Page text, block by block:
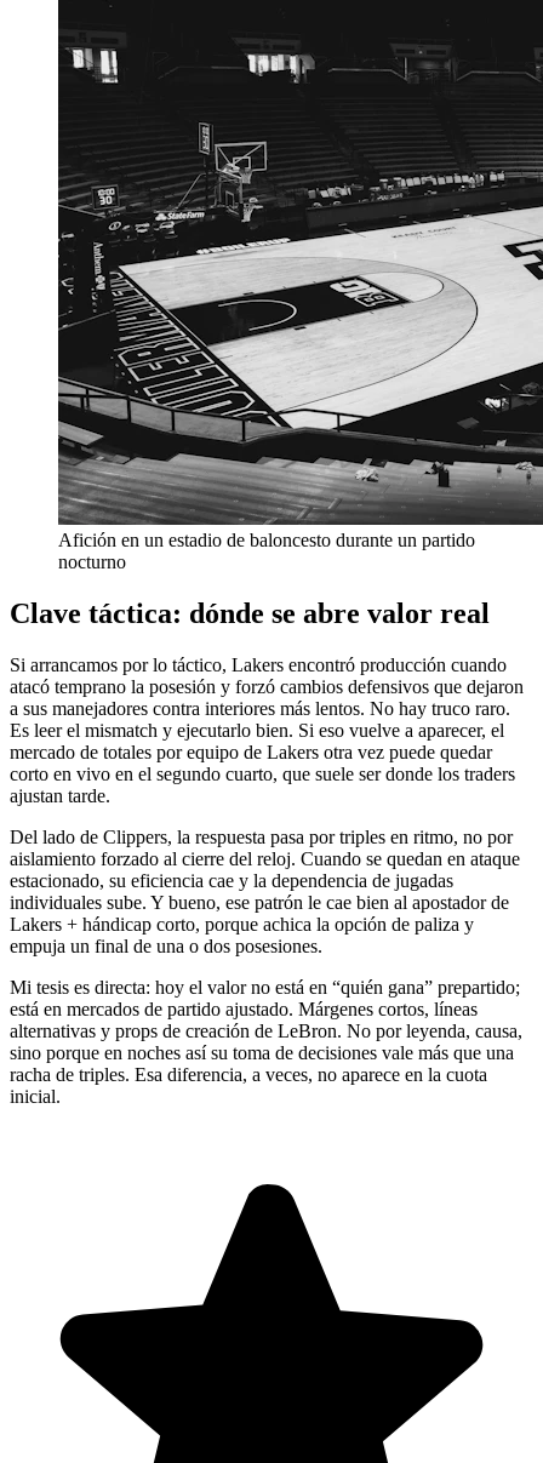
Afición en un estadio de baloncesto durante un partido
nocturno
Clave táctica: dónde se abre valor real
Si arrancamos por lo táctico, Lakers encontró producción cuando
atacó temprano la posesión y forzó cambios defensivos que dejaron
a sus manejadores contra interiores más lentos. No hay truco raro.
Es leer el mismatch y ejecutarlo bien. Si eso vuelve a aparecer, el
mercado de totales por equipo de Lakers otra vez puede quedar
corto en vivo en el segundo cuarto, que suele ser donde los traders
ajustan tarde.
Del lado de Clippers, la respuesta pasa por triples en ritmo, no por
aislamiento forzado al cierre del reloj. Cuando se quedan en ataque
estacionado, su eficiencia cae y la dependencia de jugadas
individuales sube. Y bueno, ese patrón le cae bien al apostador de
Lakers + hándicap corto, porque achica la opción de paliza y
empuja un final de una o dos posesiones.
Mi tesis es directa: hoy el valor no está en “quién gana” prepartido;
está en mercados de partido ajustado. Márgenes cortos, líneas
alternativas y props de creación de LeBron. No por leyenda, causa,
sino porque en noches así su toma de decisiones vale más que una
racha de triples. Esa diferencia, a veces, no aparece en la cuota
inicial.